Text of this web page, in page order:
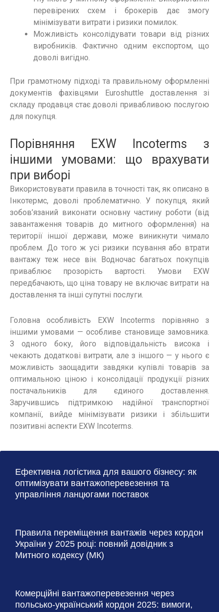
Ефективна логістика для вашого бізнесу: як
оптимізувати вантажоперевезення та
управління ланцюгами поставок
Правила переміщення вантажів через кордон
України у 2025 році: повний довідник з
Митного кодексу (МК)
Комерційні вантажоперевезення через
польсько-український кордон 2025: вимоги,
перевірених схем і брокерів дає змогу
мінімізувати витрати і ризики помилок.
Можливість консолідувати товари від різних
виробників. Фактично одним експортом, що
доволі вигідно.
При грамотному підході та правильному оформленні
документів фахівцями Euroshuttle доставлення зі
складу продавця стає доволі привабливою послугою
для покупця.
Порівняння EXW Incoterms з
іншими умовами: що врахувати
при виборі
Використовувати правила в точності так, як описано в
Інкотермс, доволі проблематично. У покупця, який
зобов’язаний виконати основну частину роботи (від
завантаження товарів до митного оформлення) на
території іншої держави, може виникнути чимало
проблем. До того ж усі ризики псування або втрати
вантажу теж несе він. Водночас багатьох покупців
приваблює прозорість вартості. Умови EXW
передбачають, що ціна товару не включає витрати на
доставлення та інші супутні послуги.
Головна особливість EXW Incoterms порівняно з
іншими умовами — особливе становище замовника.
З одного боку, його відповідальність висока і
чекають додаткові витрати, але з іншого — у нього є
можливість заощадити завдяки купівлі товарів за
оптимальною ціною і консолідації продукції різних
постачальників для єдиного доставлення.
Заручившись підтримкою надійної транспортної
компанії, вийде мінімізувати ризики і збільшити
позитивні аспекти EXW Incoterms.